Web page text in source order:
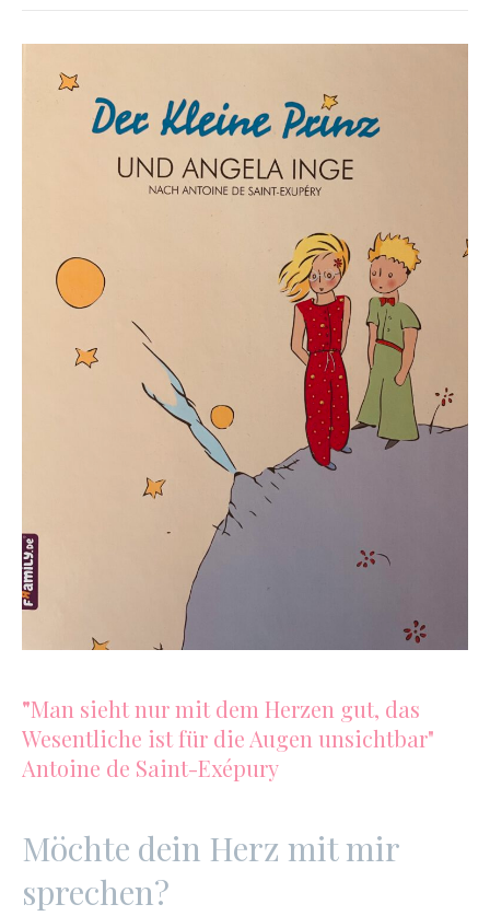
"Man sieht nur mit dem Herzen gut, das
Wesentliche ist für die Augen unsichtbar"
Antoine de Saint-Exépury
Möchte dein Herz mit mir
sprechen?